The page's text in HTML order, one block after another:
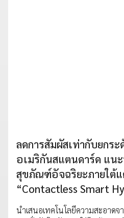
ลดการสัมผัสเท่ากับยกร
อเมริกันสแตนดาร์ด แน
สุขภัณฑ์อัจฉริยะภายใต้
“Contactless Smart
นำเสนอเทคโนโลยีความสะอาด